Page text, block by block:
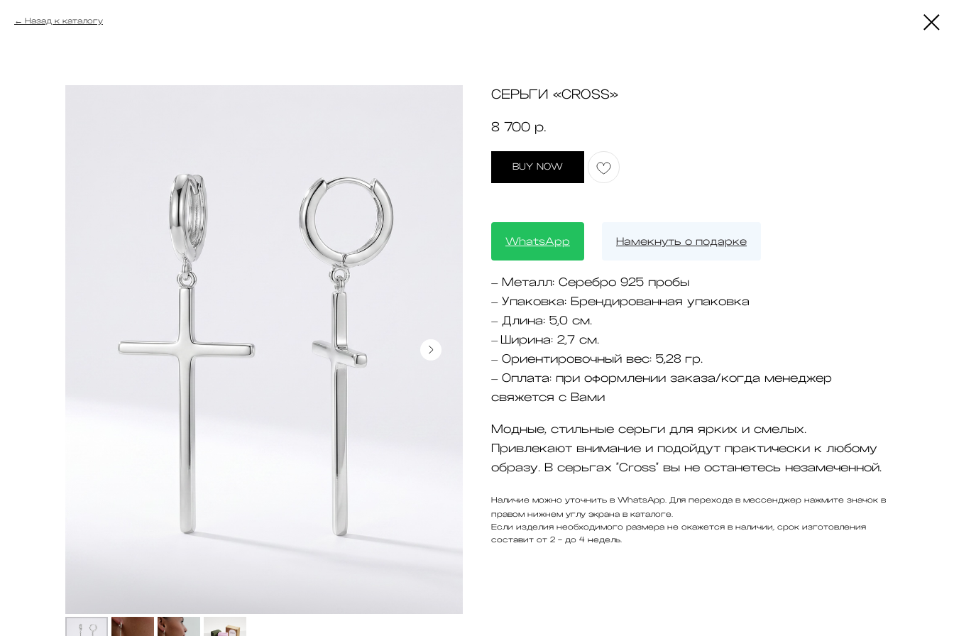
Назад к каталогу
СЕРЬГИ «CROSS»
8 700 р.
BUY NOW
WhatsApp Намекнуть о подарке
—Металл: Серебро 925 пробы
—Упаковка: Брендированная упаковка
—Длина: 5,0 см.
— Ширина: 2,7 см.
—Ориентировочный вес: 5,28 гр.
—Оплата: при оформлении заказа/когда менеджер
свяжется с Вами
Модные, стильные серьги для ярких и смелых.
Привлекают внимание и подойдут практически к любому
образу. В серьгах "Cross" вы не останетесь незамеченной.
Наличие можно уточнить в WhatsApp. Для перехода в мессенджер нажмите значок в
правом нижнем углу экрана в каталоге.
Если изделия необходимого размера не окажется в наличии, срок изготовления
составит от 2 - до 4 недель.